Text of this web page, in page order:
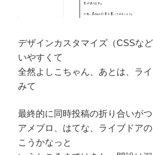
デザインカスタマイズ（CSSな
いやすくて
全然よしこちゃん、あとは、ラ
みて
最終的に同時投稿の折り合いが
アメブロ、はてな、ライブドア
こうかなっと